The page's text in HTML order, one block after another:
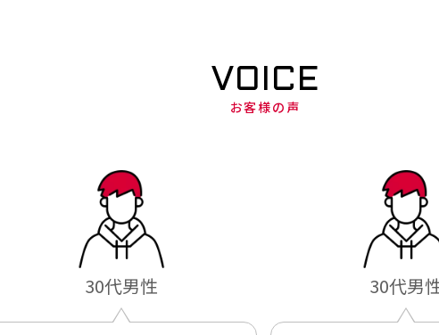
VOICE
お客様の声
30代男性 30代男